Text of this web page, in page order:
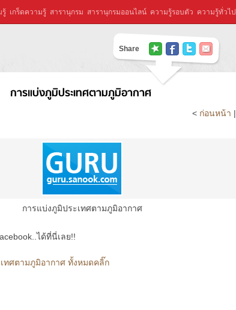
รู้ เกร็ดความรู้ สารานุกรม สารานุกรมออนไลน์ ความรู้รอบตัว ความรู้ทั่วไป
Share
การแบ่งภูมิประเทศตามภูมิอากาศ
< ก่อนหน้า |
การแบ่งภูมิประเทศตามภูมิอากาศ
ได้ที่นี่เลย!!
ทศตามภูมิอากาศ ทั้งหมดคลิ๊ก